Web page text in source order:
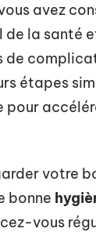
avez
de la santé
de
étapes
pour
votre
bonne
vous